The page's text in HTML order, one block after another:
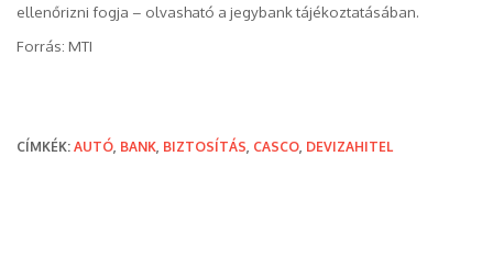
ellenőrizni fogja – olvasható a jegybank tájékoztatásában.
Forrás: MTI
CÍMKÉK: AUTÓ BANK BIZTOSÍTÁS CASCO DEVIZAHITEL